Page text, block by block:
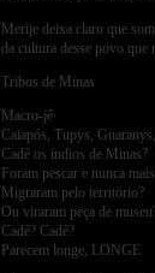
Merije deixa claro que
da cultura desse povo que
Tribos de Minas
Macro-jê
Caiapós, Tupys,
Cadê os índios de Minas?
Foram pescar e nunca
Migraram pelo território?
Ou viraram peça de
Cadê? Cadê?
Parecem longe, LONGE